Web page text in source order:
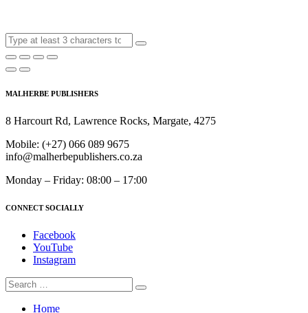
MALHERBE PUBLISHERS
8 Harcourt Rd, Lawrence Rocks, Margate, 4275
Mobile: (+27) 066 089 9675
info@malherbepublishers.co.za
Monday – Friday: 08:00 – 17:00
CONNECT SOCIALLY
Facebook
YouTube
Instagram
Home